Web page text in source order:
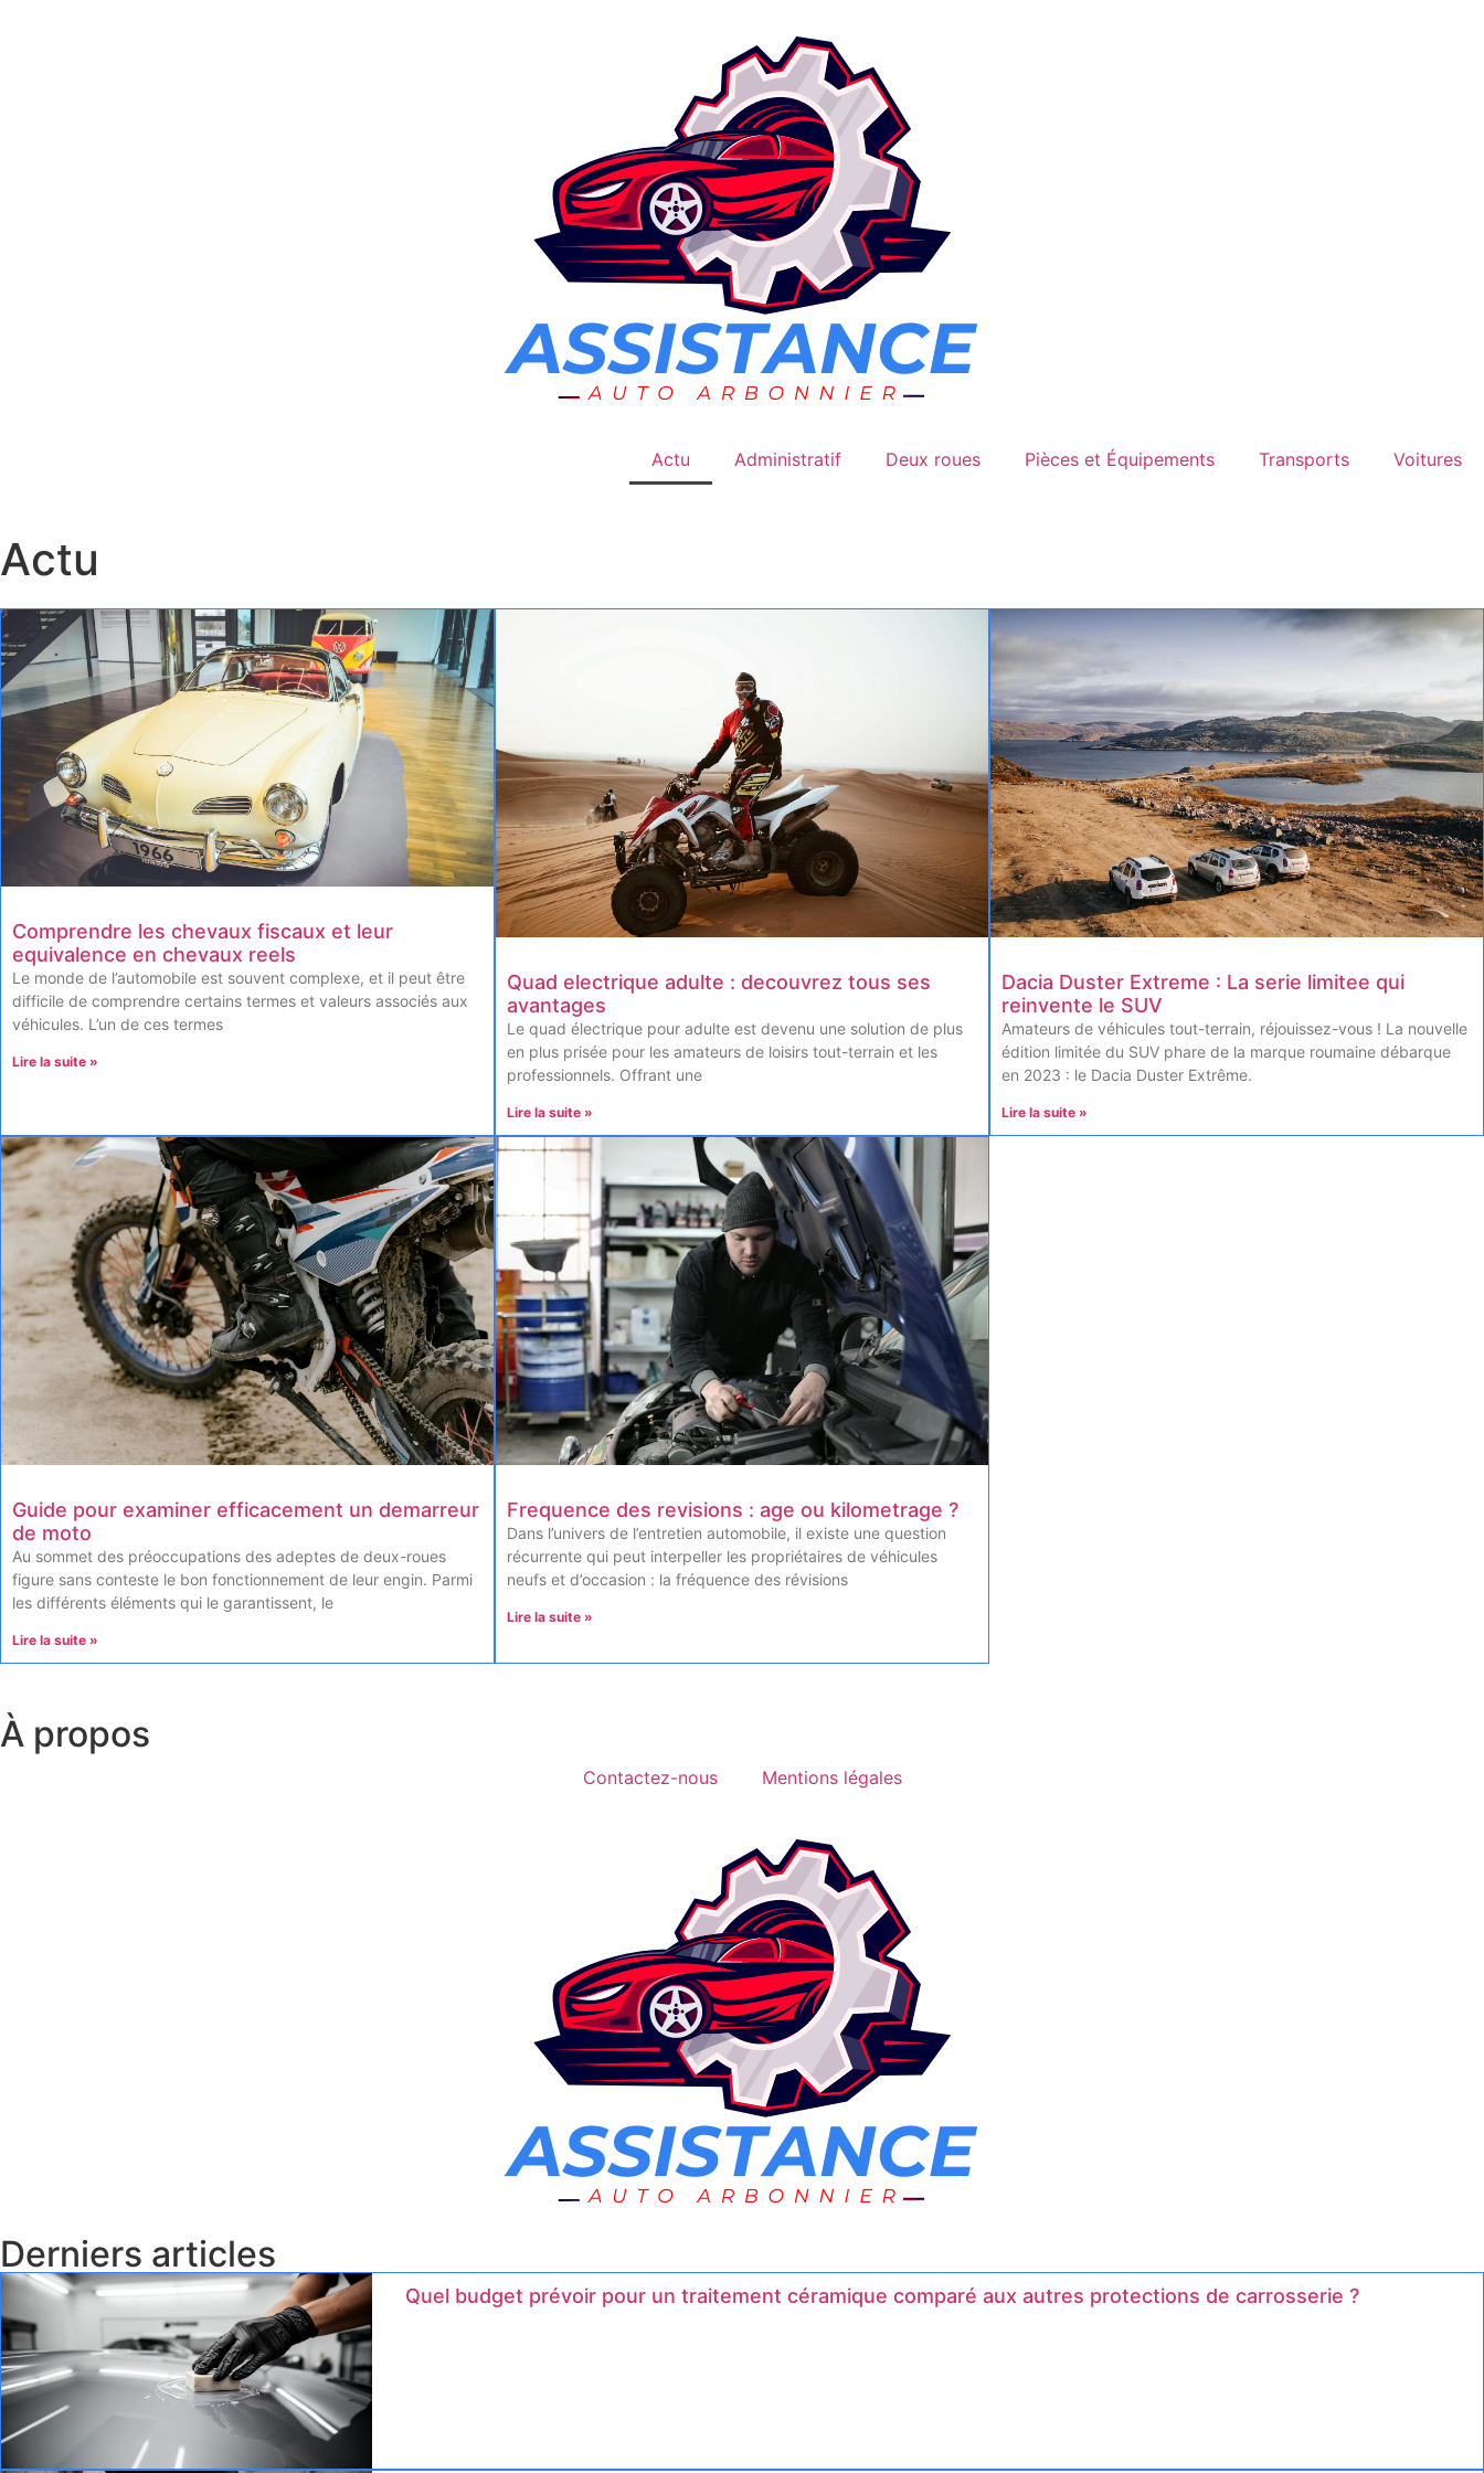
Actu Administratif Deux roues Pièces et Équipements Transports Voitures
Actu
Comprendre les chevaux fiscaux et leur
equivalence en chevaux reels
Le monde de l’automobile est souvent complexe, et il peut être
difficile de comprendre certains termes et valeurs associés aux
véhicules. L’un de ces termes
Lire la suite »
Quad electrique adulte : decouvrez tous ses
avantages
Le quad électrique pour adulte est devenu une solution de plus
en plus prisée pour les amateurs de loisirs tout-terrain et les
professionnels. Offrant une
Lire la suite »
Dacia Duster Extreme : La serie limitee qui
reinvente le SUV
Amateurs de véhicules tout-terrain, réjouissez-vous ! La nouvelle
édition limitée du SUV phare de la marque roumaine débarque
en 2023 : le Dacia Duster Extrême.
Lire la suite »
Guide pour examiner efficacement un demarreur
de moto
Au sommet des préoccupations des adeptes de deux-roues
figure sans conteste le bon fonctionnement de leur engin. Parmi
les différents éléments qui le garantissent, le
Lire la suite »
Frequence des revisions : age ou kilometrage ?
Dans l’univers de l’entretien automobile, il existe une question
récurrente qui peut interpeller les propriétaires de véhicules
neufs et d’occasion : la fréquence des révisions
Lire la suite »
À propos
Contactez-nous Mentions légales
Derniers articles
Quel budget prévoir pour un traitement céramique comparé aux autres protections de carrosserie ?